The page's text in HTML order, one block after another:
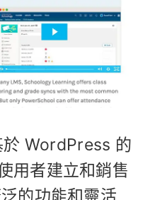
WordPress 的
用者建立和銷售